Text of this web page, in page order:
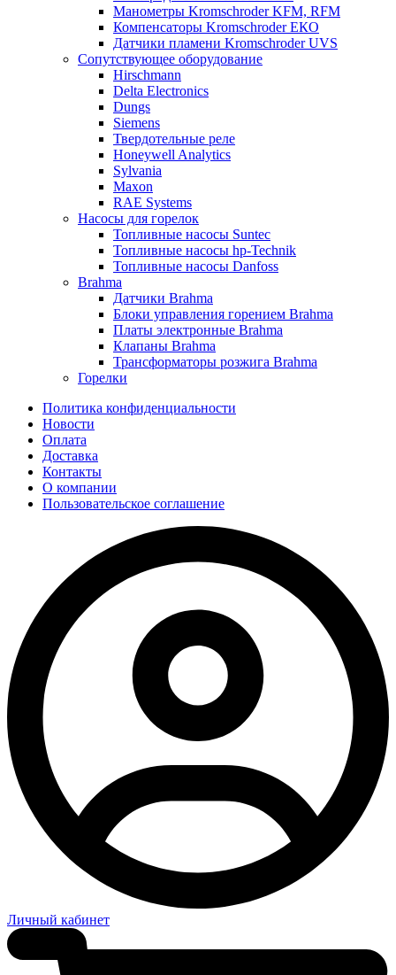
Манометры Kromschroder KFM, RFM
Компенсаторы Kromschroder ЕКО
Датчики пламени Kromschroder UVS
Сопутствующее оборудование
Hirschmann
Delta Electronics
Dungs
Siemens
Твердотельные реле
Honeywell Analytics
Sylvania
Maxon
RAE Systems
Насосы для горелок
Топливные насосы Suntec
Топливные насосы hp-Technik
Топливные насосы Danfoss
Brahma
Датчики Brahma
Блоки управления горением Brahma
Платы электронные Brahma
Клапаны Brahma
Трансформаторы розжига Brahma
Горелки
Политика конфиденциальности
Новости
Оплата
Доставка
Контакты
О компании
Пользовательское соглашение
Личный кабинет